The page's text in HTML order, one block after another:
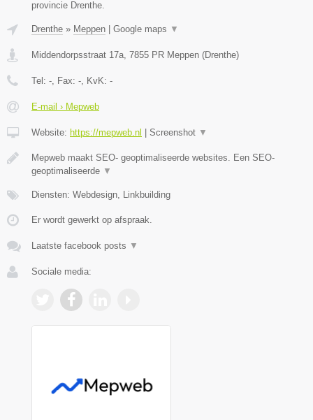
provincie Drenthe.
Drenthe » Meppen Google maps ▼
Middendorpsstraat 17a 7855 PR Meppen (Drenthe)
Tel: - , Fax: - , KvK: -
E-mail › Mepweb
Website: https://mepweb.nl Screenshot ▼
Mepweb maakt SEO- geoptimaliseerde websites. Een SEO-
geoptimaliseerde ▼
Diensten: Webdesign, Linkbuilding
Er wordt gewerkt op afspraak.
Laatste facebook posts ▼
Sociale media: